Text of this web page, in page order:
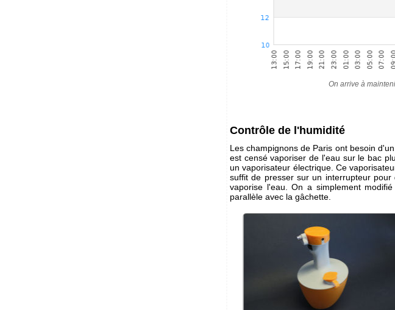
On arrive à
Contrôle de l'humidité
Les champignons de Paris ont besoin
est censé vaporiser de l'eau sur le bac
un vaporisateur électrique. Ce
suffit de presser sur un interrupteur
vaporise l'eau. On a simplement
parallèle avec la gâchette.